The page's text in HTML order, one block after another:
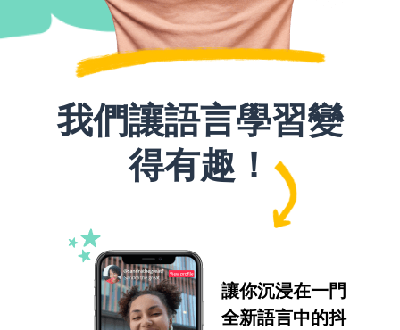
我們讓語言學習變
得有趣！
讓你沉浸在一門
全新語言中的抖